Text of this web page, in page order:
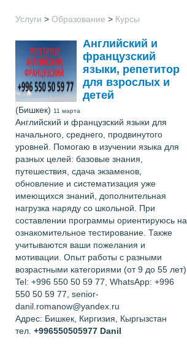
Услуги > Образование > Курсы
Английский и
французский
языки, репетитор
для взрослых и
детей
(Бишкек) 11 марта
Английский и французский языки для
начального, среднего, продвинутого
уровней. Помогаю в изучении языка для
разных целей: базовые знания,
путешествия, сдача экзаменов,
обновление и систематизация уже
имеющихся знаний, дополнительная
нагрузка наряду со школьной. При
составлении программы ориентируюсь на
ознакомительное тестирование. Также
учитываются ваши пожелания и
мотивации. Опыт работы с разными
возрастными категориями (от 9 до 55 лет)
Tel: +996 550 50 59 77, WhatsApp: +996
550 50 59 77, senior-
danil.romanow@yandex.ru
Адрес: Бишкек, Киргизия, Кыргызстан
тел. +996550505977 Danil